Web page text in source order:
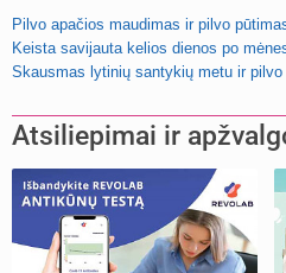
Pilvo apačios maudimas ir pilvo
Keista savijauta kelios dienos po
Skausmas lytinių santykių metu ir pilvo
Atsiliepimai ir